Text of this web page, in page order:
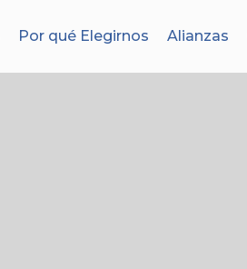
Por qué Elegirnos Alianzas